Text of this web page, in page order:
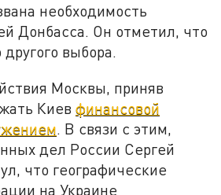
необходимость
Донбасса. Он отметил, что
выбора.
Москвы, приняв
Киевфинансовой
. В связи с этим,
дел России Сергей
что географические
на Украине